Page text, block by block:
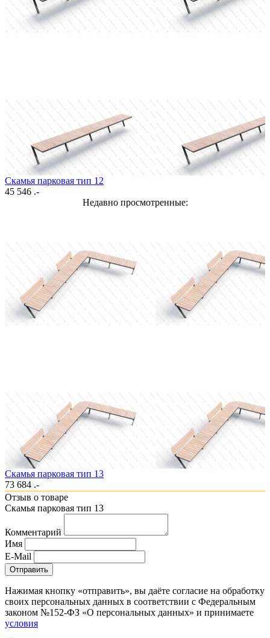
Скамья парковая тип 12
45 546 .-
Недавно просмотренные:
Скамья парковая тип 13
73 684 .-
Отзыв о товаре
Скамья парковая тип 13
Комментарий
Имя
E-Mail
Отправить
Нажимая кнопку «отправить», вы даёте согласие на обработку
своих персональных данных в соответствии с Федеральным
законом №152-ФЗ «О персональных данных» и принимаете
условия